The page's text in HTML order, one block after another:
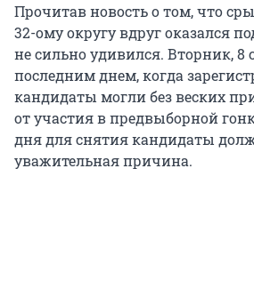
Прочитав новость о том, что
32-ому округу вдруг оказался
не сильно удивился. Вторник, 8
последним днем, когда
кандидаты могли без веских
от участия в предвыборной
дня для снятия кандидаты
уважительная причина.